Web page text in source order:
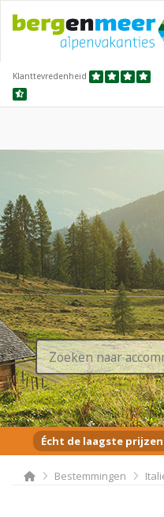
Klanttevredenheid
Écht de laagste prijzen
Bestemmingen